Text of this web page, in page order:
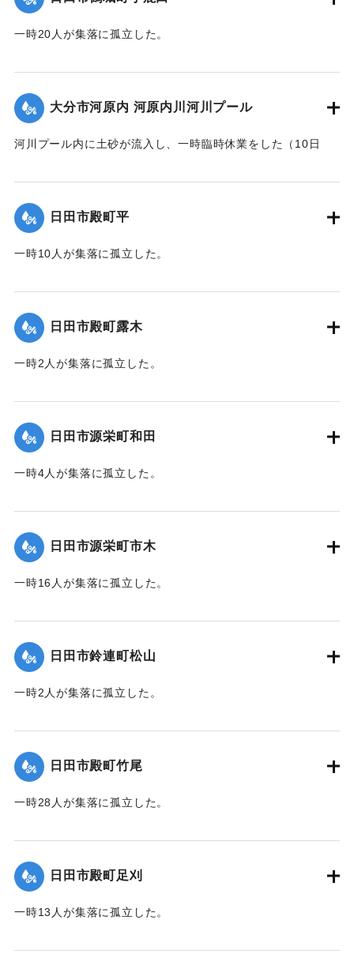
一時20人が集落に孤立した。
｜固有コード:01203018
大分市河原内 河原内川河川プール
河川プール内に土砂が流入し、一時臨時休業をした（10日
日田市殿町平
一時10人が集落に孤立した。
｜固有コード:01203012
日田市殿町露木
一時2人が集落に孤立した。
｜固有コード:01203013
日田市源栄町和田
一時4人が集落に孤立した。
｜固有コード:01203014
日田市源栄町市木
一時16人が集落に孤立した。
｜固有コード:01203015
日田市鈴連町松山
一時2人が集落に孤立した。
｜固有コード:01203008
日田市殿町竹尾
一時28人が集落に孤立した。
｜固有コード:01203009
日田市殿町足刈
一時13人が集落に孤立した。
｜固有コード:01203010